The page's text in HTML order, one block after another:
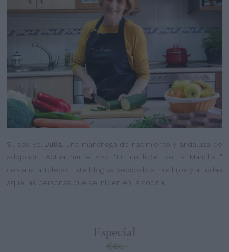
Sí, soy yo.Julia , una manchega de nacimiento y andaluza de
adopción. Actualmente vivo "En un lugar de la Mancha..."
cercano a Toledo. Este blog va dedicado a mis hijos y a todas
aquellas personas que se inicien en la cocina.
Especial